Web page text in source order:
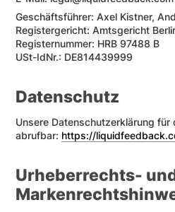
Geschäftsführer: Axel Kistner,
Registergericht: Amtsgericht
Registernummer: HRB 97488 B
USt-IdNr.: DE814439999
Datenschutz
Unsere Datenschutz­erklärung
abrufbar: https://
Urheberrechts-